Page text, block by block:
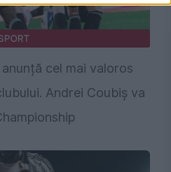
cel mai valoros
Andrei Coubiș va